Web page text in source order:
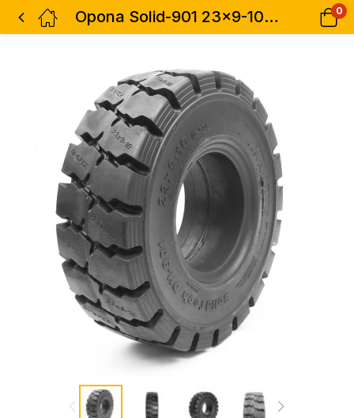
Opona Solid-901 23×9-10/6.50 MARRIS 0